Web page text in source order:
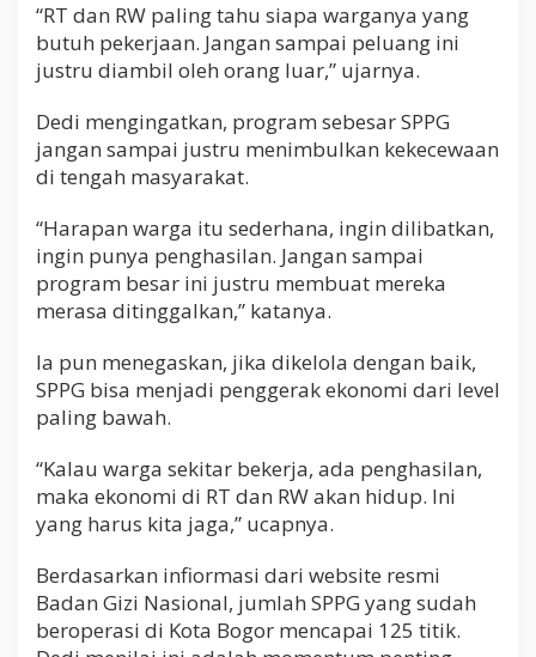
“RT dan RW paling tahu siapa warganya yang
butuh pekerjaan. Jangan sampai peluang ini
justru diambil oleh orang luar,” ujarnya.
Dedi mengingatkan, program sebesar SPPG
jangan sampai justru menimbulkan kekecewaan
di tengah masyarakat.
“Harapan warga itu sederhana, ingin dilibatkan,
ingin punya penghasilan. Jangan sampai
program besar ini justru membuat mereka
merasa ditinggalkan,” katanya.
Ia pun menegaskan, jika dikelola dengan baik,
SPPG bisa menjadi penggerak ekonomi dari level
paling bawah.
“Kalau warga sekitar bekerja, ada penghasilan,
maka ekonomi di RT dan RW akan hidup. Ini
yang harus kita jaga,” ucapnya.
Berdasarkan infiormasi dari website resmi
Badan Gizi Nasional, jumlah SPPG yang sudah
beroperasi di Kota Bogor mencapai 125 titik.